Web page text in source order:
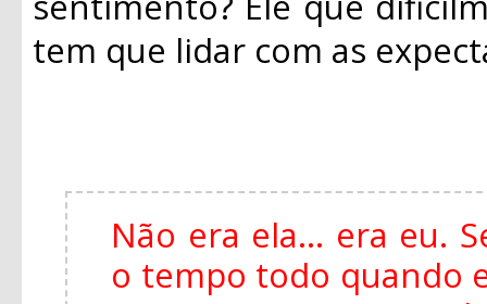
tem que lidar com as
Não era ela... era eu.
o tempo todo quando